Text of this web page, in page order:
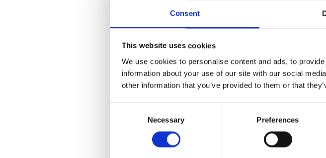
Consent
This website uses cookies
We use cookies to personalise content and ads, to
information about your use of our site with our social
other information that you’ve provided to them or that
Necessary Preferences
Vacuüm-/hogedrukcombi's
Deze vacuüminstallaties zijn uitermate
industriële toepassingen dankzij de
unieke tank-in-tank-constructie verbetert de
Onder
is het mogelijk om
dieselmotor aangedreven worden. Vaak zijn